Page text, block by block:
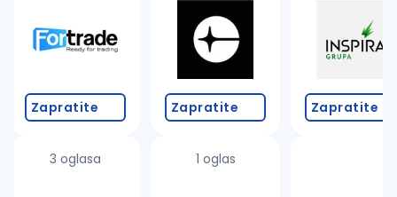
proverite pravopisne greške (koristite č, ć, š, đ,
povećajte radijus za odabrani grad
promenite odabrane filtere pretrage
Zapratite
3 oglasa
Zapratite
1 oglas
Zapratite